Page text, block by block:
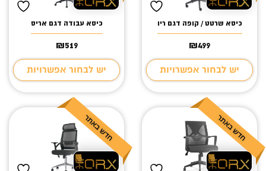
כיסא שרטט / קופה דגם ריו
₪499
יש לבחור אפשרויות
כיסא עבודה דגם אריס
₪519
יש לבחור אפשרויות